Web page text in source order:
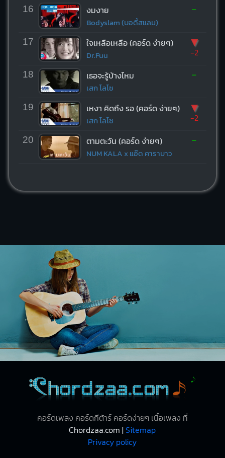
16 งมงาย
Bodyslam (บอดี้สแลม)
-
17 ใจเหลือเหลือ (คอร์ด ง่ายๆ)
Dr.Fuu
▼
-2
18 เธอจะรู้บ้างไหม
เสก โลโซ
-
19 เหงา คิดถึง รอ (คอร์ด ง่ายๆ)
เสก โลโซ
▼
-2
20 ตามตะวัน (คอร์ด ง่ายๆ)
NUM KALA x แอ๊ด คาราบาว
-
คอร์ดเพลง คอร์ดกีต้าร์ คอร์ดง่ายๆ เนื้อเพลง ที่
Chordzaa.com |Sitemap
Privacy policy